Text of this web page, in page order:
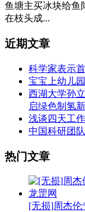
鱼塘主买冰块给鱼
在枝头成...
近期文章
科学家表示
宝宝上幼儿
西湖大学孙
启绿色制氢
浅谈四天工
中国科研团
热门文章
[无损]周杰伦